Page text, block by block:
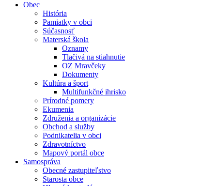
Obec
História
Pamiatky v obci
Súčasnosť
Materská škola
Oznamy
Tlačivá na stiahnutie
OZ Mravčeky
Dokumenty
Kultúra a šport
Multifunkčné ihrisko
Prírodné pomery
Ekumenia
Združenia a organizácie
Obchod a služby
Podnikatelia v obci
Zdravotníctvo
Mapový portál obce
Samospráva
Obecné zastupiteľstvo
Starosta obce